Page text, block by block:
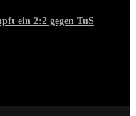
ein 2:2 gegen TuS